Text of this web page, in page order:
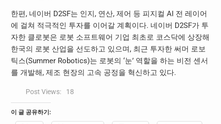
한편, 네이버 D2SF는 인지, 연산, 제어 등 피지컬 AI 전 레이어
에 걸쳐 적극적인 투자를 이어갈 계획이다. 네이버 D2SF가 투
자한 클로봇은 로봇 소프트웨어 기업 최초로 코스닥에 상장해
한국의 로봇 산업을 선도하고 있으며, 최근 투자한 써머 로보
틱스(Summer Robotics)는 로봇의 ‘눈’ 역할을 하는 비전 센서
를 개발해, 제조 현장의 고속 공정을 혁신하고 있다.
Post Views: 18
이 글 공유하기: